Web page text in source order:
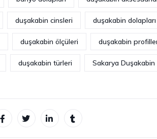
duşakabin cinsleri duşakabin dolapları
duşakabin ölçüleri duşakabin
duşakabin türleri Sakarya Duşakabin